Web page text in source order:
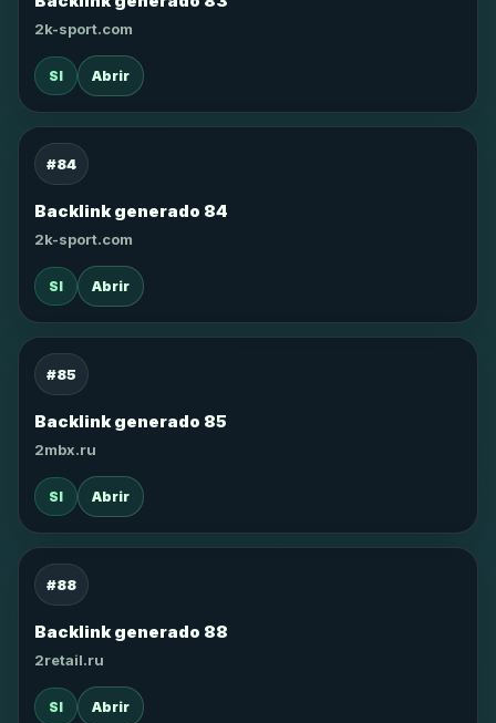
2k-sport.com
SI Abrir
#84
Backlink generado 84
2k-sport.com
SI Abrir
#85
Backlink generado 85
2mbx.ru
SI Abrir
#88
Backlink generado 88
2retail.ru
SI Abrir